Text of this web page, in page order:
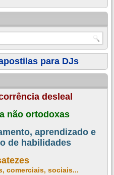
para DJs
desleal
não ortodoxas
aprendizado e
de habilidades
comerciais, sociais...